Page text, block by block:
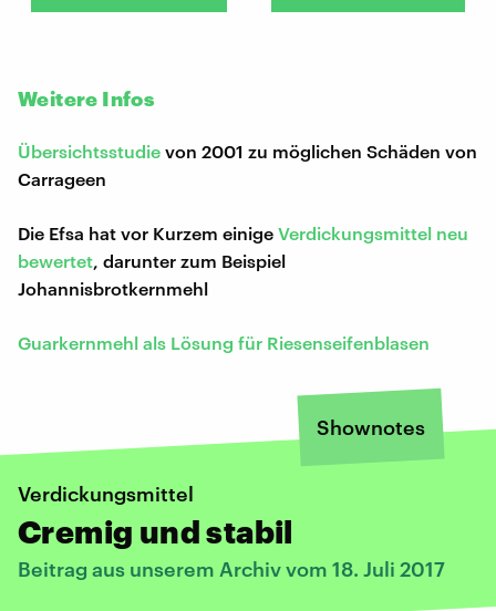
Weitere Infos
Übersichtsstudie von 2001 zu möglichen Schäden von
Carrageen
Die Efsa hat vor Kurzem einige Verdickungsmittel neu
bewertet , darunter zum Beispiel
Johannisbrotkernmehl
Guarkernmehl als Lösung für Riesenseifenblasen
Shownotes
Verdickungsmittel
Cremig und stabil
Beitrag aus unserem Archiv vom 18. Juli 2017